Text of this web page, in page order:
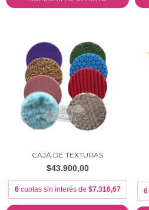
CAJA DE TEXTURAS
$43.900,00
6 cuotas sin interés de $7.316,67 6